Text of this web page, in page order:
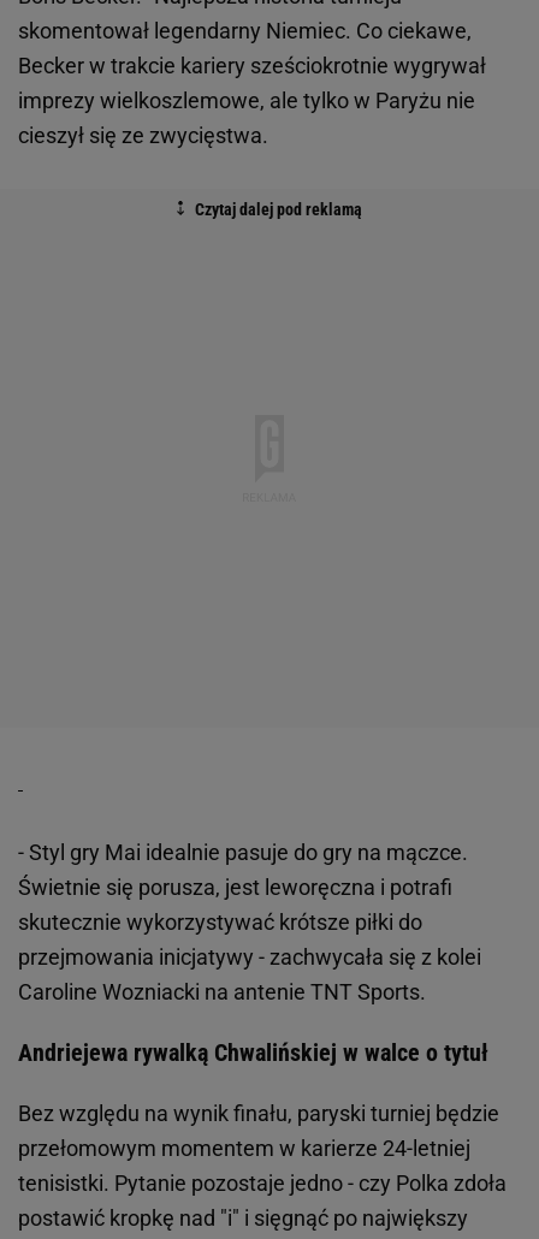
skomentował legendarny Niemiec. Co ciekawe,
Becker w trakcie kariery sześciokrotnie wygrywał
imprezy wielkoszlemowe, ale tylko w Paryżu nie
cieszył się ze zwycięstwa.
- Styl gry Mai idealnie pasuje do gry na mączce.
Świetnie się porusza, jest leworęczna i potrafi
skutecznie wykorzystywać krótsze piłki do
przejmowania inicjatywy - zachwycała się z kolei
Caroline Wozniacki na antenie TNT Sports.
Andriejewa rywalką Chwalińskiej w walce o tytuł
Bez względu na wynik finału, paryski turniej będzie
przełomowym momentem w karierze 24-letniej
tenisistki. Pytanie pozostaje jedno - czy Polka zdoła
postawić kropkę nad "i" i sięgnąć po największy